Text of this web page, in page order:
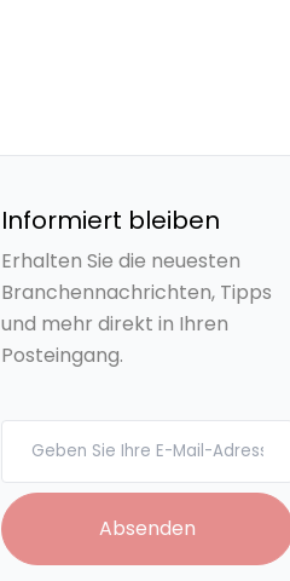
Informiert bleiben
Erhalten Sie die neuesten
Branchennachrichten, Tipps
und mehr direkt in Ihren
Posteingang.
Absenden